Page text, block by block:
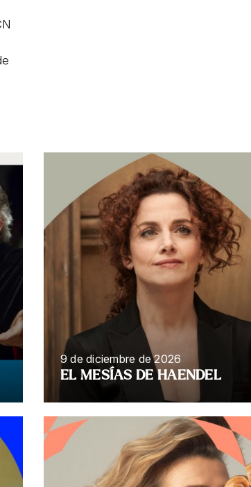
9 de diciembre de 2026
EL MESÍAS DE HAENDEL